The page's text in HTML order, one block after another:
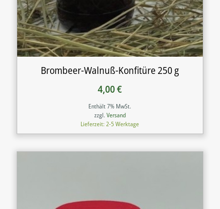
Brombeer-Walnuß-Konfitüre 250 g
4,00€
Enthält 7% MwSt.
zzgl. Versand
Lieferzeit: 2-5 Werktage